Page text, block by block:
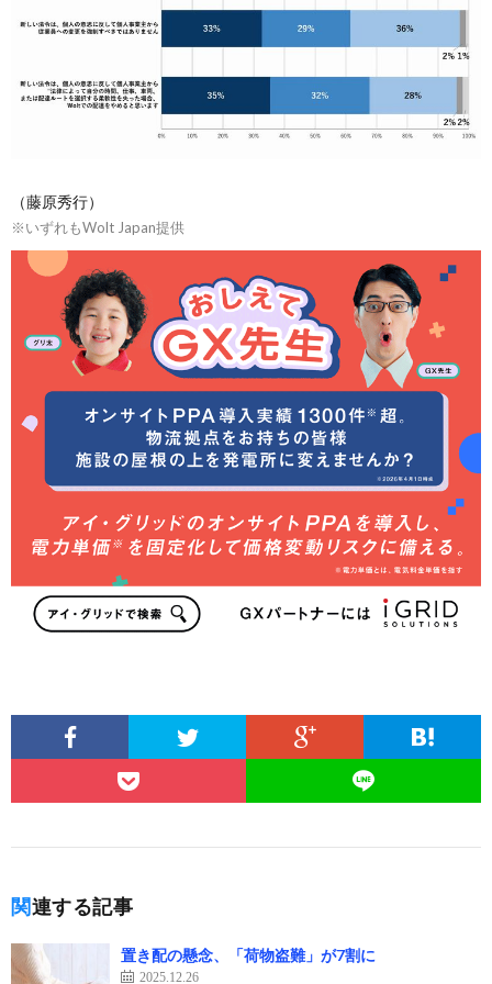
（藤原秀行）
※いずれもWolt Japan提供
関連する記事
置き配の懸念、「荷物盗難」が7割に
2025.12.26